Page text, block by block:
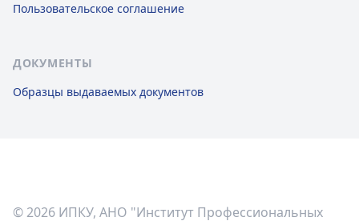
Пользовательское соглашение
ДОКУМЕНТЫ
Образцы выдаваемых документов
© 2026 ИПКУ, АНО "Институт Профессиональных